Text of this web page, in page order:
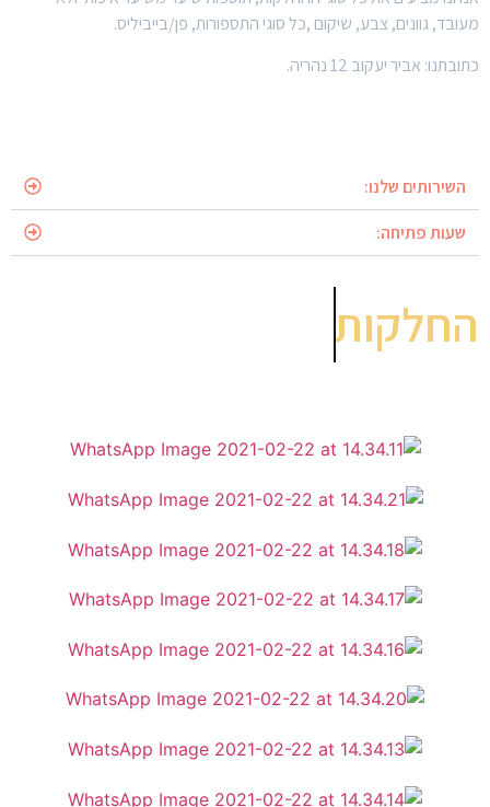
מעובד, גוונים, צבע, שיקום ,כל סוגי התספורות, פן/בייביליס.
כתובתנו: אביר יעקוב 12 נהריה.
השירותים שלנו:
שעות פתיחה:
החלקות